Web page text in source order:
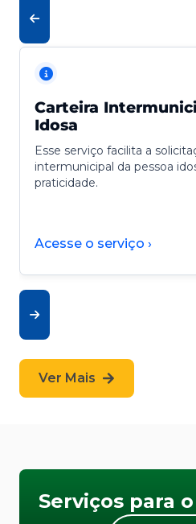
Carteira
Idosa
Esse serviço facilita a
intermunicipal da pessoa
praticidade.
Acesse o serviço ›
Ver Mais
Serviços para